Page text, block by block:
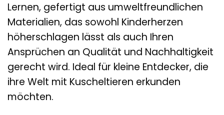
Lernen, gefertigt aus umweltfreundlichen
Materialien, das sowohl Kinderherzen
höherschlagen lässt als auch Ihren
Ansprüchen an Qualität und Nachhaltigkeit
gerecht wird. Ideal für kleine Entdecker, die
ihre Welt mit Kuscheltieren erkunden
möchten.